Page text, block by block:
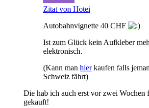
Zitat von Hotei
Autobahnvignette 40 CHF
Ist zum Glück kein Aufkleber
elektronisch.
(Kann man hierkaufen falls
Schweiz fährt)
Die hab ich auch erst vor zwei Wochen
gekauft!